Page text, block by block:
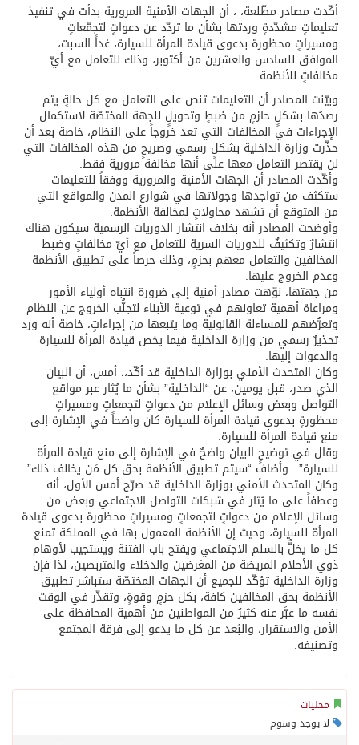
أكّدت مصادر مطّلعة، ، أن الجهات الأمنية المرورية بدأت في تنفيذ
تعليماتٍ مشدّدةٍ وردتها بشأن ما تردّد عن دعواتٍ لتجمّعاتٍ
ومسيراتٍ محظورة بدعوى قيادة المرأة للسيارة، غداً السبت،
الموافق للسادس والعشرين من أكتوبر، وذلك للتعامل مع أيِّ
مخالفاتٍ للأنظمة.
وبيّنت المصادر أن التعليمات تنص على التعامل مع كل حالةٍ يتم
رصدُها بشكلٍ حازمٍ من ضبطٍ وتحويلٍ للجهة المختصّة لاستكمال
الإجراءات في المخالفات التي تعد خروجاً على النظام، خاصة بعد أن
حذّرت وزارة الداخلية بشكلٍ رسمي وصريحٍ من هذه المخالفات التي
لن يقتصر التعامل معها على أنها مخالفة مرورية فقط.
وأكّدت المصادر أن الجهات الأمنية والمرورية ووفقاً للتعليمات
ستكثف من تواجدها وجولاتها في شوارع المدن والمواقع التي
من المتوقع أن تشهد محاولاتٍ لمخالفة الأنظمة.
وأوضحت المصادر أنه بخلاف انتشار الدوريات الرسمية سيكون هناك
انتشارٌ وتكثيفٌ للدوريات السرية للتعامل مع أيِّ مخالفاتٍ وضبط
المخالفين والتعامل معهم بحزمٍ، وذلك حرصاً على تطبيق الأنظمة
وعدم الخروج عليها.
من جهتها، نوّهت مصادر أمنية إلى ضرورة انتباه أولياء الأمور
ومراعاة أهمية تعاونهم في توعية الأبناء لتجنُّب الخروج عن النظام
وتعرُّضهم للمساءلة القانونية وما يتبعها من إجراءاتٍ، خاصة أنه ورد
تحذيرٌ رسمي من وزارة الداخلية فيما يخص قيادة المرأة للسيارة
والدعوات إليها.
وكان المتحدث الأمني بوزارة الداخلية قد أكّد،، أمس، أن البيان
الذي صدر، قبل يومين، عن “الداخلية” بشأن ما يُثار عبر مواقع
التواصل وبعض وسائل الإعلام من دعواتٍ لتجمعاتٍ ومسيراتٍ
محظورةٍ بدعوى قيادة المرأة للسيارة كان واضحاً في الإشارة إلى
منع قيادة المرأة للسيارة.
وقال في توضيحٍ البيان واضحٌ في الإشارة إلى منع قيادة المرأة
للسيارة”.. وأضاف “سيتم تطبيق الأنظمة بحق كل مَن يخالف ذلك”.
وكان المتحدث الأمني بوزارة الداخلية قد صرّح أمس الأول، أنه
وعطفاً على ما يُثار في شبكات التواصل الاجتماعي وبعض من
وسائل الإعلام من دعواتٍ لتجمعاتٍ ومسيراتٍ محظورة بدعوى قيادة
المرأة للسيارة، وحيث إن الأنظمة المعمول بها في المملكة تمنع
كل ما يخلُّ بالسلم الاجتماعي ويفتح باب الفتنة ويستجيب لأوهام
ذوي الأحلام المريضة من المغرضين والدخلاء والمتربصين، لذا فإن
وزارة الداخلية تؤكّد للجميع أن الجهات المختصّة ستباشر تطبيق
الأنظمة بحق المخالفين كافة، بكل حزمٍ وقوةٍ، وتقدِّر في الوقت
نفسه ما عبَّر عنه كثيرٌ من المواطنين من أهمية المحافظة على
الأمن والاستقرار، والبُعد عن كل ما يدعو إلى فرقة المجتمع
وتصنيفه.
محليات
لا يوجد وسوم